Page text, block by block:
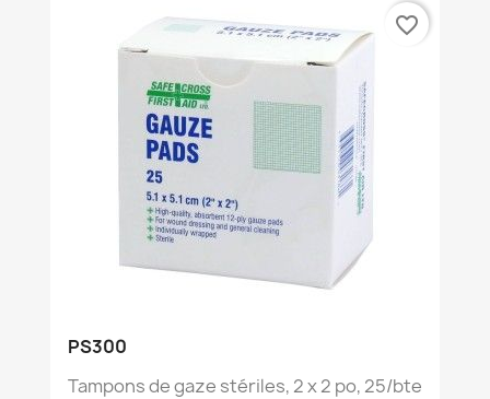
PS300
Tampons de gaze stériles, 2 x 2 po, 25/bte
favorite_border